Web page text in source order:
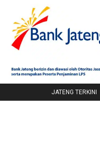
JATENG TERKINI